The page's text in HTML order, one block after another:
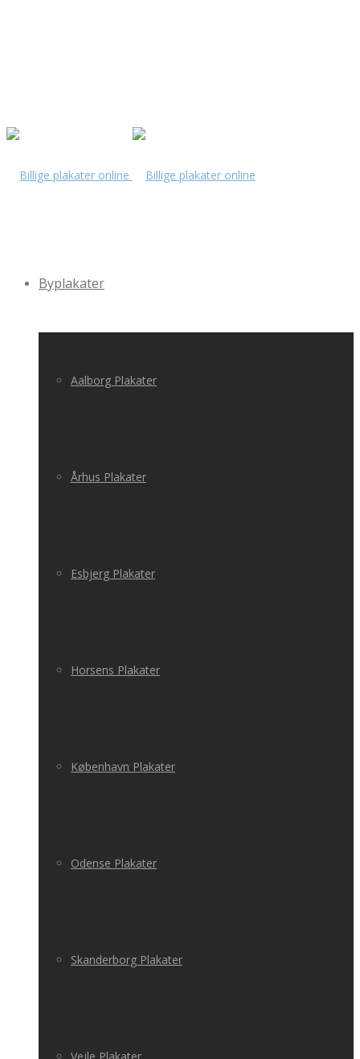
Byplakater
Aalborg Plakater
Århus Plakater
Esbjerg Plakater
Horsens Plakater
København Plakater
Odense Plakater
Skanderborg Plakater